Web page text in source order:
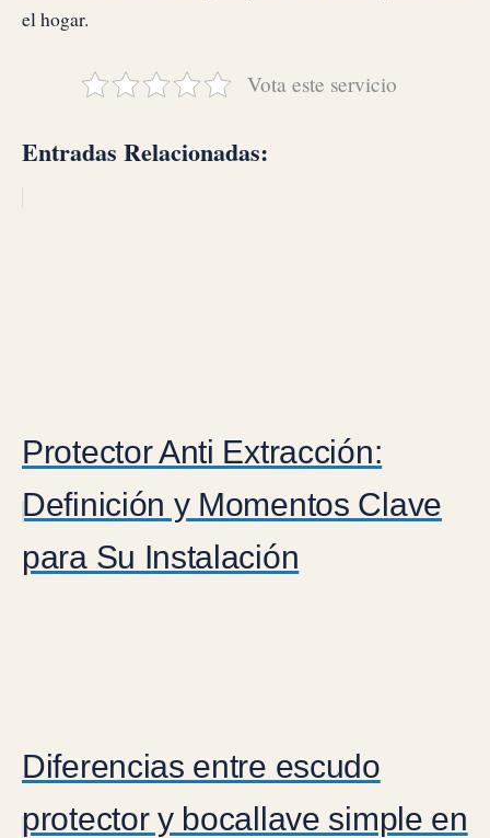
el hogar.
Vota este servicio
Entradas Relacionadas:
Protector Anti Extracción:
Definición y Momentos Clave
para Su Instalación
Diferencias entre escudo
protector y bocallave simple en